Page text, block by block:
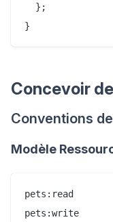
  };
Concevoir
Conventions
Modèle
pets:read
pets:write